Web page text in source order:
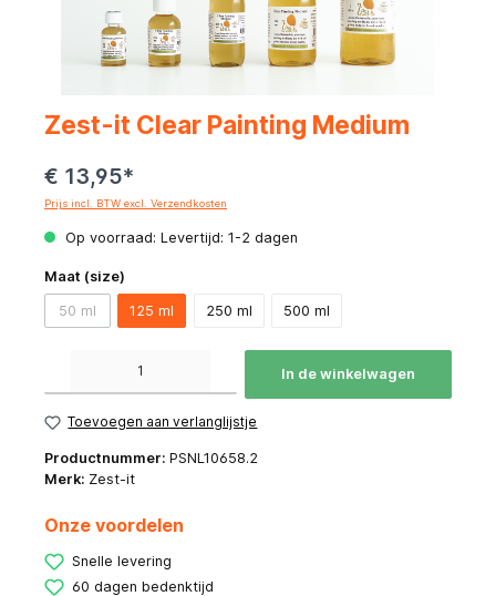
Zest-it Clear Painting Medium
€ 13,95*
Prijs incl. BTW excl. Verzendkosten
Op voorraad: Levertijd: 1-2 dagen
Maat (size)
50 ml 125 ml 250 ml 500 ml
In de winkelwagen
Toevoegen aan verlanglijstje
Productnummer: PSNL10658.2
Merk: Zest-it
Onze voordelen
Snelle levering
60 dagen bedenktijd